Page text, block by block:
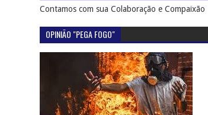
Contamos com sua Colaboração e Compaixão
OPINIÃO "PEGA FOGO"